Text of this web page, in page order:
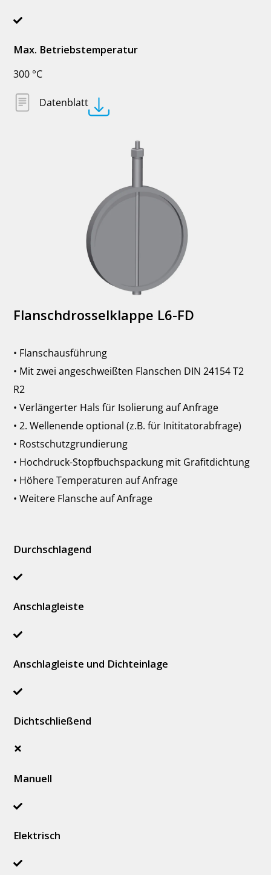
Max. Betriebstemperatur
300 °C
Datenblatt
Flanschdrosselklappe L6-FD
• Flanschausführung
• Mit zwei angeschweißten Flanschen DIN 24154 T2
R2
• Verlängerter Hals für Isolierung auf Anfrage
• 2. Wellenende optional (z.B. für Inititatorabfrage)
• Rostschutzgrundierung
• Hochdruck-Stopfbuchspackung mit Grafitdichtung
• Höhere Temperaturen auf Anfrage
• Weitere Flansche auf Anfrage
Durchschlagend
Anschlagleiste
Anschlagleiste und Dichteinlage
Dichtschließend
Manuell
Elektrisch